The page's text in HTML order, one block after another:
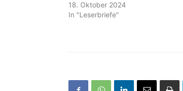
18. Oktober 2024
In "Leserbriefe"